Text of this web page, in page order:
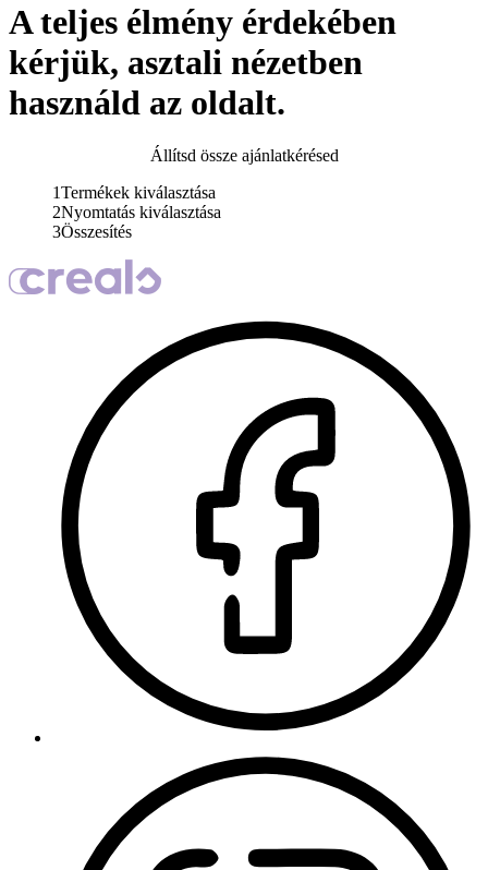
A teljes élmény érdekében
kérjük, asztali nézetben
használd az oldalt.
Állítsd össze ajánlatkérésed
1Termékek kiválasztása
2Nyomtatás kiválasztása
3Összesítés